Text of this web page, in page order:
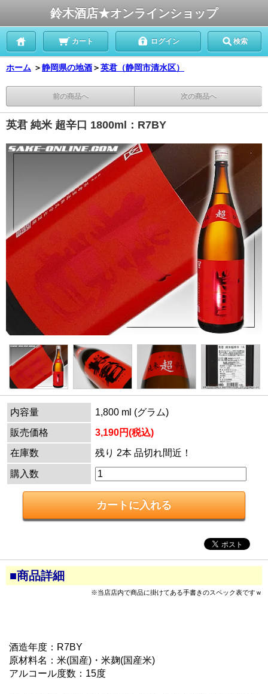
鈴木酒店★オンラインショップ
カート ログイン 検索
ホーム ＞静岡県の地酒＞英君（静岡市清水区）
前の商品へ 次の商品へ
英君 純米 超辛口 1800ml：R7BY
内容量
1,800 ml (グラム)
販売価格
3,190円(税込)
在庫数
残り 2本 品切れ間近！
購入数
■商品詳細
※当店店内で商品に掛けてある手書きのスペック表ですｗ
酒造年度：R7BY
原材料名：米(国産)・米麹(国産米)
アルコール度数：15度